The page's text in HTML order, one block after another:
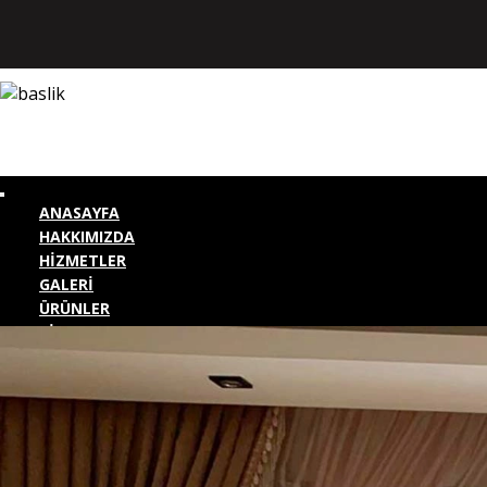
ANASAYFA
HAKKIMIZDA
HİZMETLER
GALERİ
ÜRÜNLER
BİZE ULAŞIN
KURUMSAL GİRİŞ